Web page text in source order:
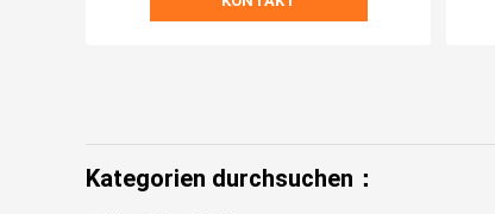
Kategorien durchsuchen：